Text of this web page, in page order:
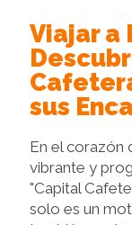
Viajar a
sus
En el corazón
vibrante y
"Capital
solo es un